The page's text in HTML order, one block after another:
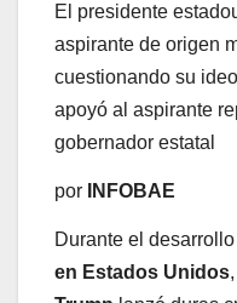
El presidente
aspirante de origen
cuestionando su
apoyó al aspirante
gobernador estatal
por INFOBAE
Durante el
en Estados Unidos